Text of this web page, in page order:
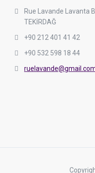
Rue Lavande Lavanta
TEKİRDAĞ
+90 212 401 41 42
+90 532 598 18 44